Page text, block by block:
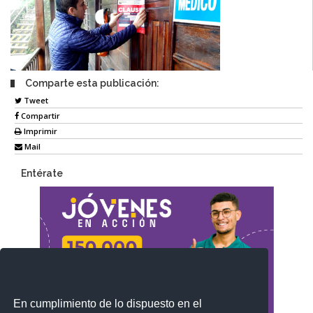
En cumplimiento de lo dispuesto en el
Comparte esta publicación:
Tweet
Compartir
Imprimir
Mail
Entérate